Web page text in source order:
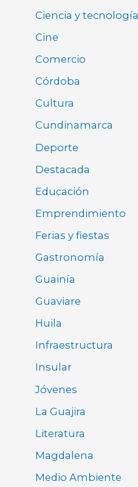
Ciencia y tecnología
Cine
Comercio
Córdoba
Cultura
Cundinamarca
Deporte
Destacada
Educación
Emprendimiento
Ferias y fiestas
Gastronomía
Guainía
Guaviare
Huila
Infraestructura
Insular
Jóvenes
La Guajira
Literatura
Magdalena
Medio Ambiente